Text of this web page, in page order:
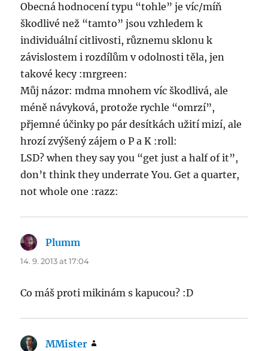
Obecná hodnocení typu “tohle” je víc/míň
škodlivé než “tamto” jsou vzhledem k
individuální citlivosti, různemu sklonu k
závislostem i rozdílům v odolnosti těla, jen
takové kecy :mrgreen:
Můj názor: mdma mnohem víc škodlivá, ale
méně návyková, protože rychle “omrzí”,
přjemné účinky po pár desítkách užití mizí, ale
hrozí zvýšený zájem o P a K :roll:
LSD? when they say you “get just a half of it”,
don’t think they underrate You. Get a quarter,
not whole one :razz:
Plumm
14. 9. 2013 at 17:04
Co máš proti mikinám s kapucou? :D
MMister